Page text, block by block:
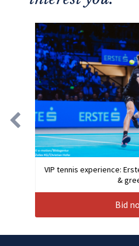
VIP tennis experience:
&
Bid